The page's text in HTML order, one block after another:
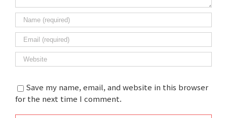
Save my name, email, and website in this browser
for the next time I comment.